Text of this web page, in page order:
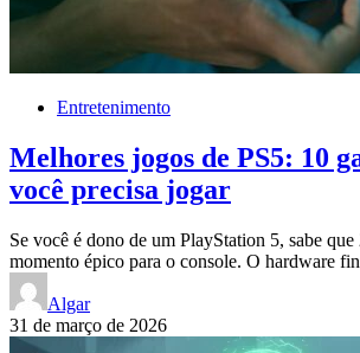
Entretenimento
Melhores jogos de PS5: 10
você precisa jogar
Se você é dono de um PlayStation 5, sabe
momento épico para o console. O hardware
Algar
31 de março de 2026